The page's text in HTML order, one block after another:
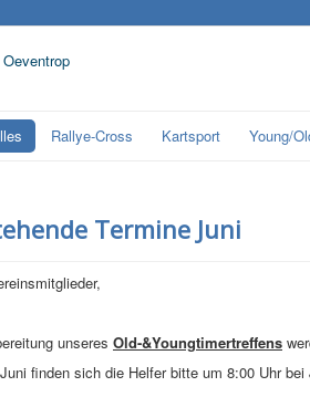
Rallye-Cross Kartsport Young/
Termine Juni
unseres Old-&Youngtimertreffens
finden sich die Helfer bitte um 8:00 Uhr